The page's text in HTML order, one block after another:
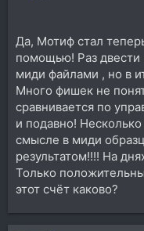
Да, Мотиф стал
помощью! Раз двести
миди файлами , но в
Много фишек не
сравнивается по
и подавно!
смысле в миди
результатом!!!! На
Только
этот счёт каково?